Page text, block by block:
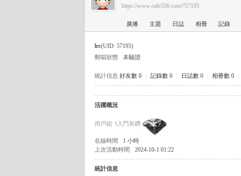
蜂
https://www.cafe556.com/?57195
廣播 主題 日誌 相冊 記錄
lrc(UID: 57195)
郵箱狀態
未驗證
統計信息 好友數 0 記錄數 0 日誌數 0 相冊數 0
活躍概況
用戶組 Ⅰ入門灰鑽
在線時間 1 小時
上次活動時間
2024-10-1 01:22
統計信息